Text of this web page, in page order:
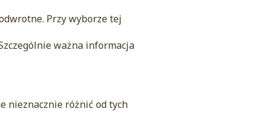
Przy wyborze tej
ważna informacja
nieznacznie różnić od tych